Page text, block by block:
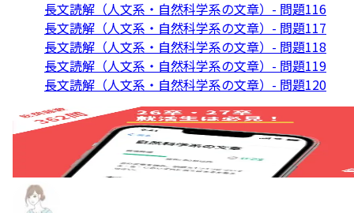
長文読解（人文系・自然科学系の文章）- 問題116
長文読解（人文系・自然科学系の文章）- 問題117
長文読解（人文系・自然科学系の文章）- 問題118
長文読解（人文系・自然科学系の文章）- 問題119
長文読解（人文系・自然科学系の文章）- 問題120